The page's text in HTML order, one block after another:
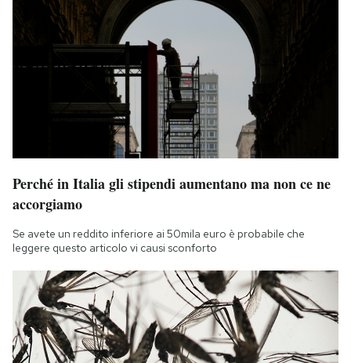
Perché in Italia gli stipendi aumentano ma non ce ne
accorgiamo
Se avete un reddito inferiore ai 50mila euro è probabile che
leggere questo articolo vi causi sconforto